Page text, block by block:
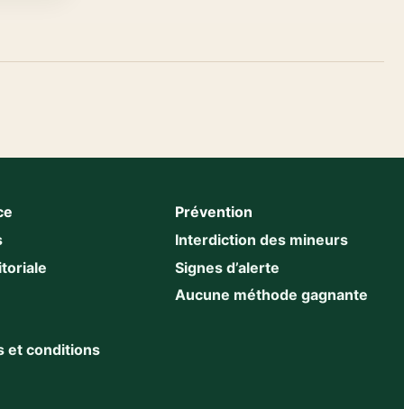
et conditions
Prévention
Interdiction des mineurs
Signes d’alerte
Aucune méthode gagnante